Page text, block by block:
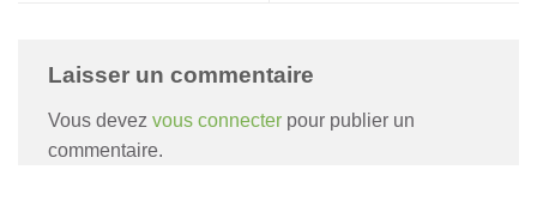
Laisser un commentaire
Vous devez vous connecter pour publier un
commentaire.